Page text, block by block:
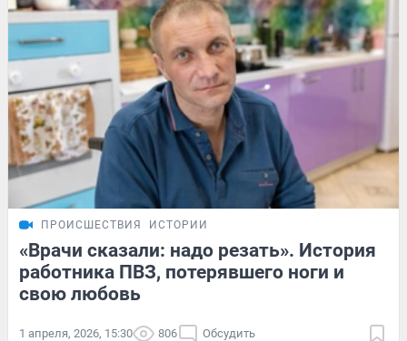
ПРОИСШЕСТВИЯ ИСТОРИИ
«Врачи сказали: надо резать». История
работника ПВЗ, потерявшего ноги и
свою любовь
1 апреля, 2026, 15:30 806 Обсудить